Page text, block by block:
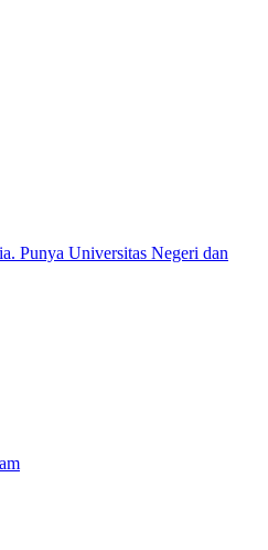
Punya Universitas Negeri dan